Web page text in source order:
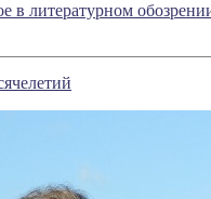
в литературном